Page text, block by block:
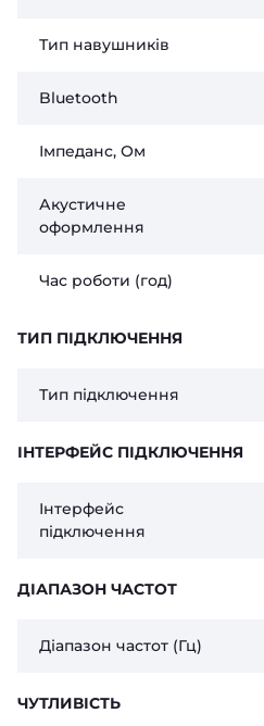
Тип навушників
Bluetooth
Імпеданс, Ом
Акустичне
оформлення
Час роботи (год)
ТИП ПІДКЛЮЧЕННЯ
Тип підключення
ІНТЕРФЕЙС ПІДКЛЮЧЕННЯ
Інтерфейс
підключення
ДІАПАЗОН ЧАСТОТ
Діапазон частот (Гц)
ЧУТЛИВІСТЬ